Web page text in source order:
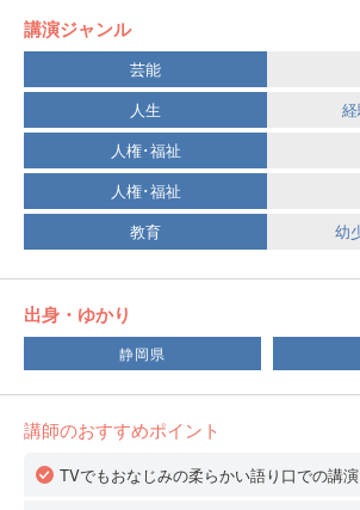
講演ジャンル
芸能
人生
人権･福祉
人権･福祉
教育
幼
出身・ゆかり
静岡県
講師のおすすめポイント
TVでもおなじみの柔らかい語り口での講演